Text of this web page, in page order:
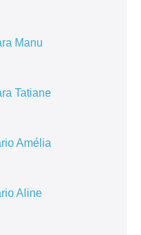
Manu
Tatiane
Amélia
Aline